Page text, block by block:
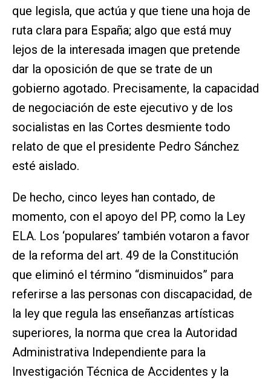
que legisla, que actúa y que tiene una hoja de
ruta clara para España; algo que está muy
lejos de la interesada imagen que pretende
dar la oposición de que se trate de un
gobierno agotado. Precisamente, la capacidad
de negociación de este ejecutivo y de los
socialistas en las Cortes desmiente todo
relato de que el presidente Pedro Sánchez
esté aislado.
De hecho, cinco leyes han contado, de
momento, con el apoyo del PP, como la Ley
ELA. Los ‘populares’ también votaron a favor
de la reforma del art. 49 de la Constitución
que eliminó el término “disminuidos” para
referirse a las personas con discapacidad, de
la ley que regula las enseñanzas artísticas
superiores, la norma que crea la Autoridad
Administrativa Independiente para la
Investigación Técnica de Accidentes y la